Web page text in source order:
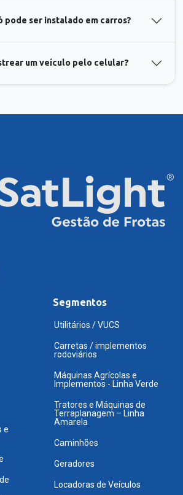
pode ser instalado em carros?
um veículo pelo celular?
e
Segmentos
Utilitários / VUCS
Carretas / implementos
rodoviários
Máquinas Agrícolas e
Implementos - Linha Verde
Tratores e Máquinas de
Terraplanagem – Linha
Amarela
Caminhões
Geradores
Locadoras de Veículos